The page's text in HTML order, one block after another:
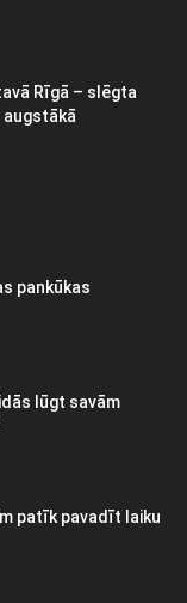
Rīgā – slēgta
pankūkas
lūgt savām
patīk pavadīt laiku